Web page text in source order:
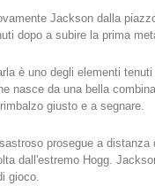
Jackson dalla
dopo a subire la prima
è uno degli elementi
nasce da una bella
giusto e a segnare.
prosegue a
dall'estremo Hogg.
gioco.